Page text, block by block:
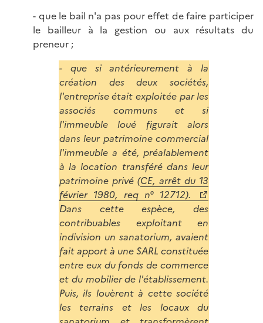
- que le bail n'a pas pour effet de faire participer
le bailleur à la gestion ou aux résultats du
preneur ;
- que si antérieurement à la
création des deux sociétés,
l'entreprise était exploitée par les
associés communs et si
l'immeuble loué figurait alors
dans leur patrimoine commercial
l'immeuble a été, préalablement
à la location transféré dans leur
patrimoine privé (CE, arrêt du 13
février 1980, req n° 12712).
Dans cette espèce, des
contribuables exploitant en
indivision un sanatorium, avaient
fait apport à une SARL constituée
entre eux du fonds de commerce
et du mobilier de l'établissement.
Puis, ils louèrent à cette société
les terrains et les locaux du